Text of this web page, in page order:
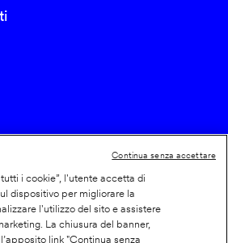
i cookie”, l'utente accetta di
dispositivo per migliorare la
l'utilizzo del sito e assistere
La chiusura del banner,
link "Continua senza
Continua senza accettare